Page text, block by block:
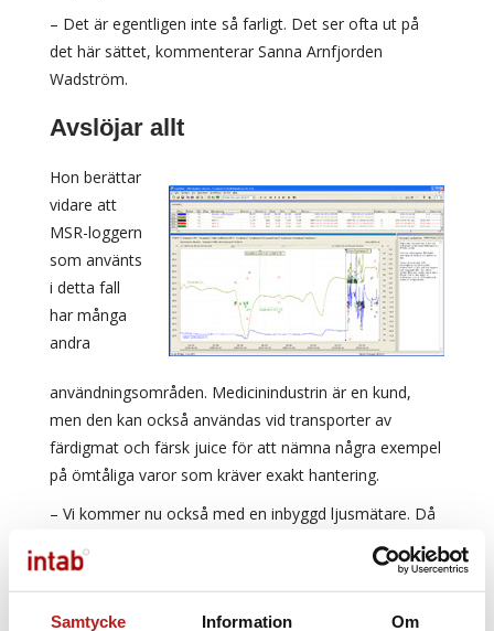
Samtycke Information Om
– Det är egentligen inte så farligt. Det ser ofta ut på
det här sättet, kommenterar Sanna Arnfjorden
Wadström.
Avslöjar allt
Hon berättar
vidare att
MSR-loggern
som använts
i detta fall
har många
andra
användningsområden. Medicinindustrin är en kund,
men den kan också användas vid transporter av
färdigmat och färsk juice för att nämna några exempel
på ömtåliga varor som kräver exakt hantering.
– Vi kommer nu också med en inbyggd ljusmätare. Då
kommer man t ex att kunna se om lådan öppnats
under transporten och när exakt detta har skett,
avslutar Sanna Arnfjorden Wadström.